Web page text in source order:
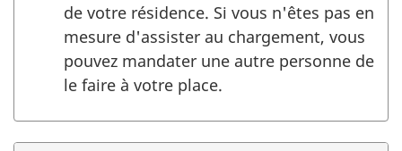
de votre résidence. Si vous n'êtes pas en
mesure d'assister au chargement, vous
pouvez mandater une autre personne de
le faire à votre place.